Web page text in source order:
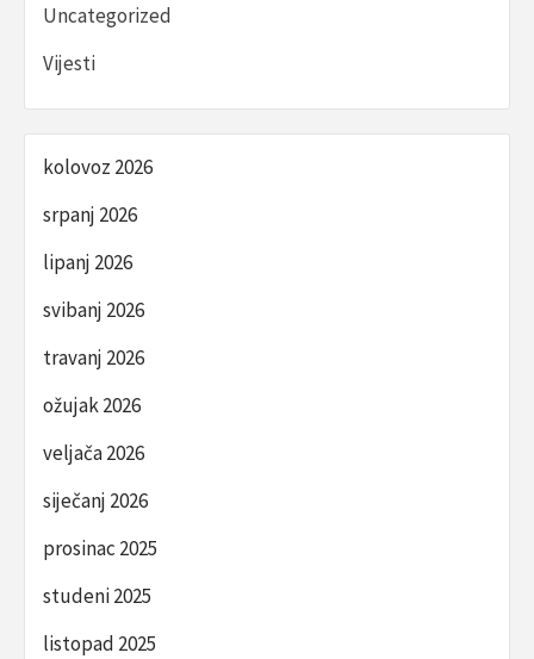
Uncategorized
Vijesti
kolovoz 2026
srpanj 2026
lipanj 2026
svibanj 2026
travanj 2026
ožujak 2026
veljača 2026
siječanj 2026
prosinac 2025
studeni 2025
listopad 2025